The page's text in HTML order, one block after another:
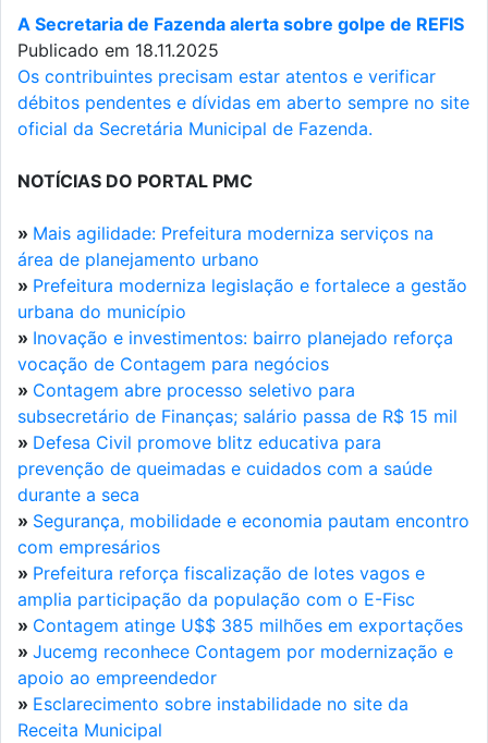
A Secretaria de Fazenda alerta sobre golpe de REFIS
Publicado em 18.11.2025
Os contribuintes precisam estar atentos e verificar
débitos pendentes e dívidas em aberto sempre no site
oficial da Secretária Municipal de Fazenda.
NOTÍCIAS DO PORTAL PMC
» Mais agilidade: Prefeitura moderniza serviços na
área de planejamento urbano
» Prefeitura moderniza legislação e fortalece a gestão
urbana do município
» Inovação e investimentos: bairro planejado reforça
vocação de Contagem para negócios
» Contagem abre processo seletivo para
subsecretário de Finanças; salário passa de R$ 15 mil
» Defesa Civil promove blitz educativa para
prevenção de queimadas e cuidados com a saúde
durante a seca
» Segurança, mobilidade e economia pautam encontro
com empresários
» Prefeitura reforça fiscalização de lotes vagos e
amplia participação da população com o E-Fisc
» Contagem atinge U$$ 385 milhões em exportações
» Jucemg reconhece Contagem por modernização e
apoio ao empreendedor
» Esclarecimento sobre instabilidade no site da
Receita Municipal